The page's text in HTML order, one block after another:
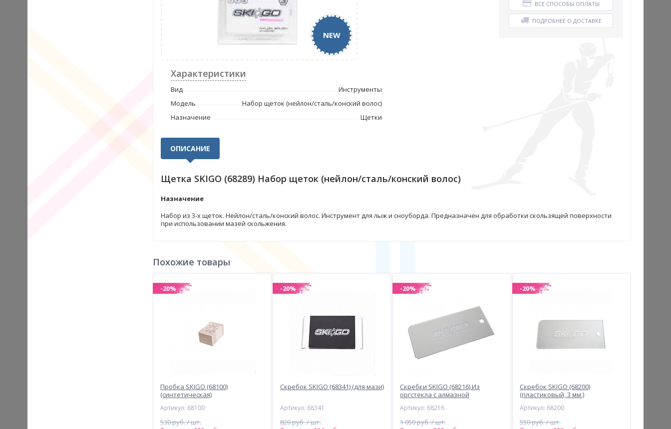
NEW
ВСЕ СПОСОБЫ ОПЛАТЫ
ПОДРОБНЕЕ О ДОСТАВКЕ
Характеристики
Вид
Инструменты
Модель
Набор щеток (нейлон/сталь/конский волос)
Назначение
Щетки
ОПИСАНИЕ
Щетка SKIGO (68289) Набор щеток (нейлон/сталь/конский волос)
Назначение
Набор из 3-х щеток. Нейлон/сталь/конский волос. Инструмент для лыж и сноуборда. Предназначен для обработки скользящей поверхности
при использовании мазей скольжения.
Похожие товары
-20%
Пробка SKIGO (68100)
(синтетическая)
Артикул: 68100
530 руб. / шт.
-20%
Скребок SKIGO (68341) (для мази)
Артикул: 68341
820 руб. / шт.
-20%
Скребки SKIGO (68216) Из
оргстекла с алмазной
Артикул: 68216
1 050 руб. / шт.
-20%
Скребок SKIGO (68200)
(пластиковый, 3 мм.)
Артикул: 68200
550 руб. / шт.